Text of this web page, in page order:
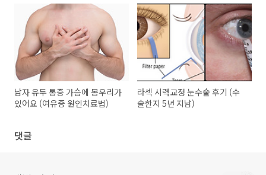
남자 유두 통증 가슴에 몽우리가
있어요 (여유증 원인치료법)
라섹 시력교정 눈수술 후기 (수
술한지 5년 지남)
댓글